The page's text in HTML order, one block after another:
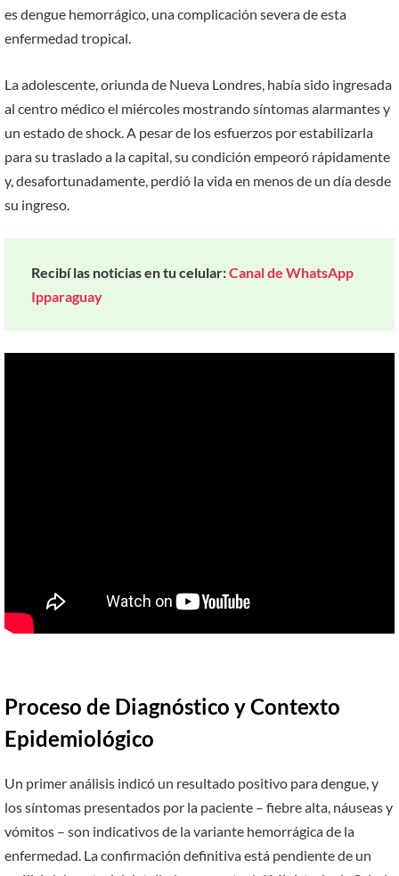
es dengue hemorrágico, una complicación severa de esta
enfermedad tropical.
La adolescente, oriunda de Nueva Londres, había sido ingresada
al centro médico el miércoles mostrando síntomas alarmantes y
un estado de shock. A pesar de los esfuerzos por estabilizarla
para su traslado a la capital, su condición empeoró rápidamente
y, desafortunadamente, perdió la vida en menos de un día desde
su ingreso.
Recibí las noticias en tu celular:Canal de WhatsApp
Ipparaguay
Proceso de Diagnóstico y Contexto
Epidemiológico
Un primer análisis indicó un resultado positivo para dengue, y
los síntomas presentados por la paciente – fiebre alta, náuseas y
vómitos – son indicativos de la variante hemorrágica de la
enfermedad. La confirmación definitiva está pendiente de un